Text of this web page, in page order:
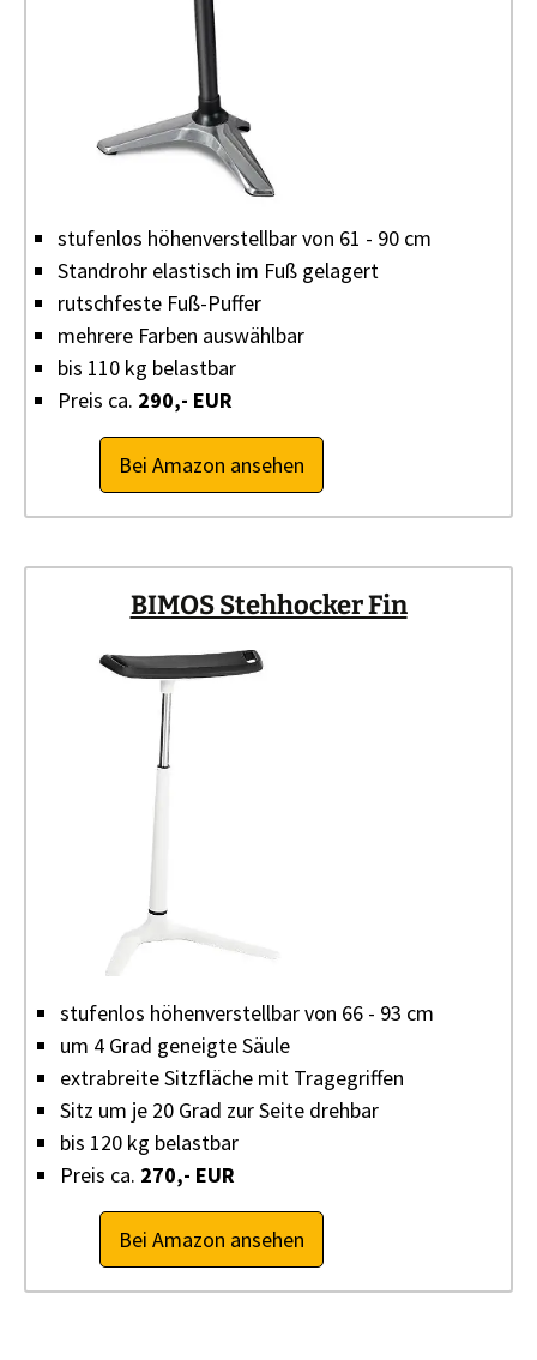
stufenlos höhenverstellbar von 61 - 90 cm
Standrohr elastisch im Fuß gelagert
rutschfeste Fuß-Puffer
mehrere Farben auswählbar
bis 110 kg belastbar
Preis ca. 290,- EUR
Bei Amazon ansehen
BIMOS Stehhocker Fin
stufenlos höhenverstellbar von 66 - 93 cm
um 4 Grad geneigte Säule
extrabreite Sitzfläche mit Tragegriffen
Sitz um je 20 Grad zur Seite drehbar
bis 120 kg belastbar
Preis ca. 270,- EUR
Bei Amazon ansehen